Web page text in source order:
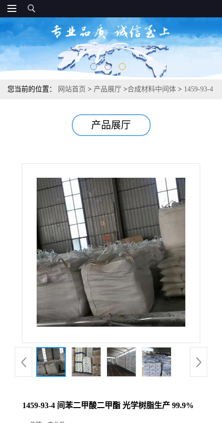
您当前的位置： 网站首页 > 产品展厅 >合成材料中间体 > 1459-93-4
产品展厅
1459-93-4 间苯二甲酸二甲酯 光学树脂生产 99.9%